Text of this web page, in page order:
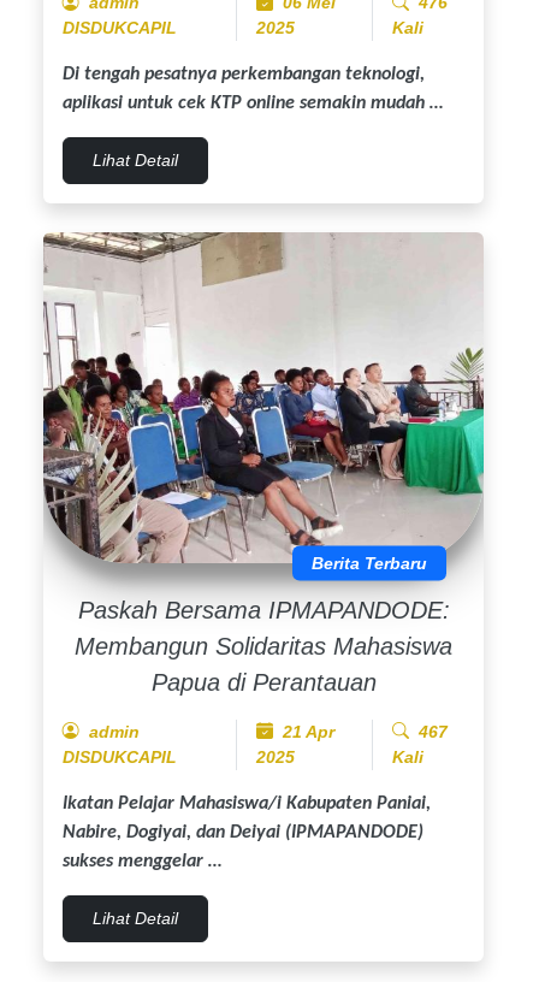
DISDUKCAPIL
2025
Kali
Di tengah pesatnya perkembangan teknologi,
aplikasi untuk cek KTP online semakin mudah …
Lihat Detail
Berita Terbaru
Paskah Bersama IPMAPANDODE:
Membangun Solidaritas Mahasiswa
Papua di Perantauan
admin
DISDUKCAPIL
21 Apr
2025
467
Kali
Ikatan Pelajar Mahasiswa/i Kabupaten Paniai,
Nabire, Dogiyai, dan Deiyai (IPMAPANDODE)
sukses menggelar …
Lihat Detail